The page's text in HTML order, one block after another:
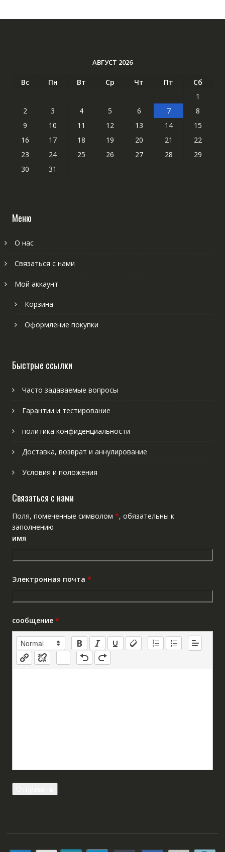
АВГУСТ 2026
Вс Пн Вт Ср Чт Пт
Сб
1
2
3 4 5 6 7
8
9
10 11 12 13 14
15
16
17 18 19 20 21
22
23
24 25 26 27 28
29
30
31
Меню
О нас
Связаться с нами
Мой аккаунт
Корзина
Оформление покупки
Быстрые ссылки
Часто задаваемые вопросы
Гарантии и тестирование
политика конфиденциальности
Доставка, возврат и аннулирование
Условия и положения
Связаться с нами
Поля, помеченные символом *, обязательны к
заполнению
имя
Электронная почта *
сообщение *